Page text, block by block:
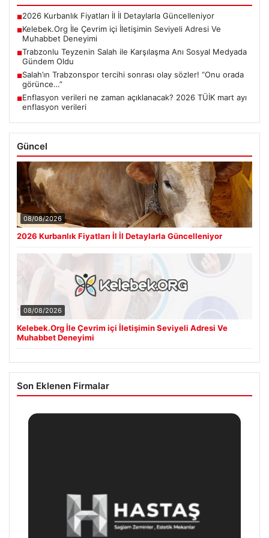
■2026 Kurbanlık Fiyatları İl İl Detaylarla Güncelleniyor
■Kelebek.Org İle Çevrim içi İletişimin Seviyeli Adresi Ve
Muhabbet Deneyimi
■Trabzonlu Teyzenin Salah ile Karşılaşma Anı Sosyal Medyada
Gündem Oldu
■Salah’ın Trabzonspor tercihi sonrası olay sözler! “Onu orada
görünce…”
■Enflasyon verileri ne zaman açıklanacak? 2026 TÜİK mart ayı
enflasyon verileri
Güncel
08/08/2026
2026 Kurbanlık Fiyatları İl İl Detaylarla Güncelleniyor
08/08/2026
Kelebek.Org İle Çevrim içi İletişimin Seviyeli Adresi Ve
Muhabbet Deneyimi
Son Eklenen Firmalar